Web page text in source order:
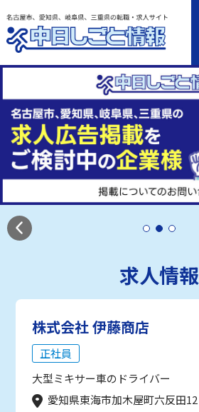
求人情報
株式会社 伊藤商店
正社員
大型ミキサー車のドライバー
愛知県東海市加木屋町六反田12